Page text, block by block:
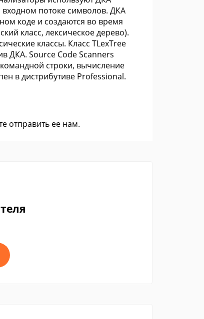
потоке символов. ДКА
коде и создаются во время
класс, лексическое дерево).
классы. Класс TLexTree
ДКА. Source Code Scanners
строки, вычисление
в дистрибутиве Professional.
отправить ее нам.